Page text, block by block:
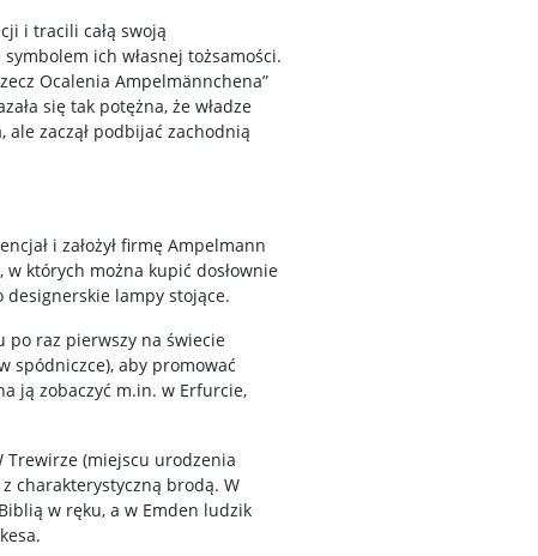
i tracili całą swoją
ich własnej tożsamości.
Ocalenia Ampelmännchena”
się tak potężna, że władze
ale zaczął podbijać zachodnią
i założył firmę Ampelmann
których można kupić dosłownie
designerskie lampy stojące.
po raz pierwszy na świecie
spódniczce), aby promować
ją zobaczyć m.in. w Erfurcie,
Trewirze (miejscu urodzenia
charakterystyczną brodą. W
w ręku, a w Emden ludzik